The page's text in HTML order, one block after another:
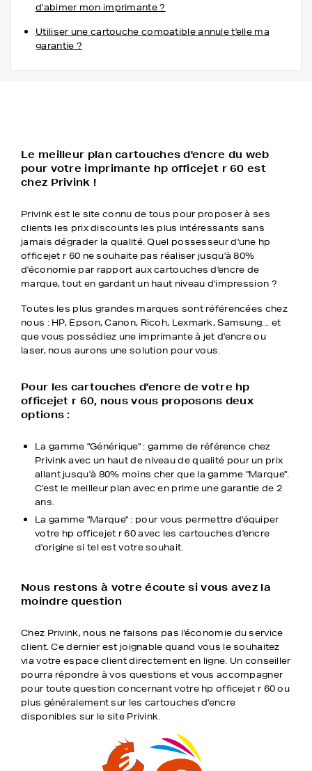
d'abimer mon imprimante ?
Utiliser une cartouche compatible annule t'elle ma
garantie ?
Le meilleur plan cartouches d'encre du web
pour votre imprimante hp officejet r 60 est
chez Privink !
Privink est le site connu de tous pour proposer à ses
clients les prix discounts les plus intéressants sans
jamais dégrader la qualité. Quel possesseur d'une hp
officejet r 60 ne souhaite pas réaliser jusqu'à 80%
d'économie par rapport aux cartouches d'encre de
marque, tout en gardant un haut niveau d'impression ?
Toutes les plus grandes marques sont référencées chez
nous : HP, Epson, Canon, Ricoh, Lexmark, Samsung... et
que vous possédiez une imprimante à jet d'encre ou
laser, nous aurons une solution pour vous.
Pour les cartouches d'encre de votre hp
officejet r 60, nous vous proposons deux
options :
La gamme "Générique" : gamme de référence chez
Privink avec un haut de niveau de qualité pour un prix
allant jusqu'à 80% moins cher que la gamme "Marque".
C'est le meilleur plan avec en prime une garantie de 2
ans.
La gamme "Marque" : pour vous permettre d'équiper
votre hp officejet r 60 avec les cartouches d'encre
d'origine si tel est votre souhait.
Nous restons à votre écoute si vous avez la
moindre question
Chez Privink, nous ne faisons pas l'économie du service
client. Ce dernier est joignable quand vous le souhaitez
via votre espace client directement en ligne. Un conseiller
pourra répondre à vos questions et vous accompagner
pour toute question concernant votre hp officejet r 60 ou
plus généralement sur les cartouches d'encre
disponibles sur le site Privink.